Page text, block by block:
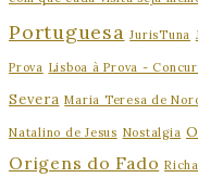
Portuguesa JurisTuna
Prova Lisboa à Prova -
Severa Maria Teresa de
Natalino de Jesus Nostalgia
Origens do Fado